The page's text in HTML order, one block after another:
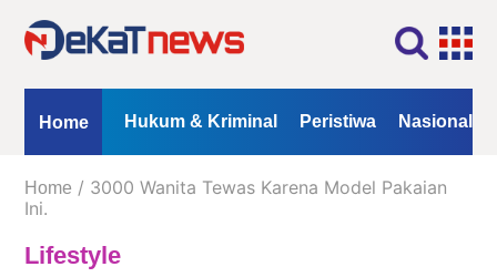
Home
Kanal
Berita
Hukum
Opini Hukum & Kriminal Peristiwa Nasional
Home
Home / 3000 Wanita Tewas Karena Model Pakaian
Ini.
Lifestyle